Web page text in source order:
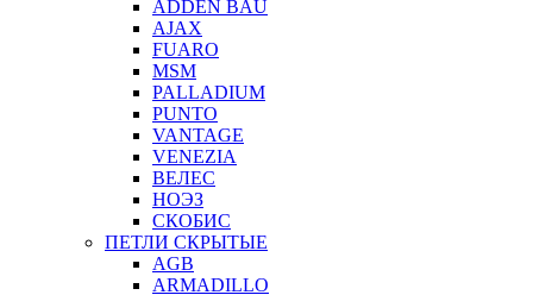
ADDEN BAU
AJAX
FUARO
MSM
PALLADIUM
PUNTO
VANTAGE
VENEZIA
ВЕЛЕС
НОЭЗ
СКОБИС
ПЕТЛИ СКРЫТЫЕ
AGB
ARMADILLO